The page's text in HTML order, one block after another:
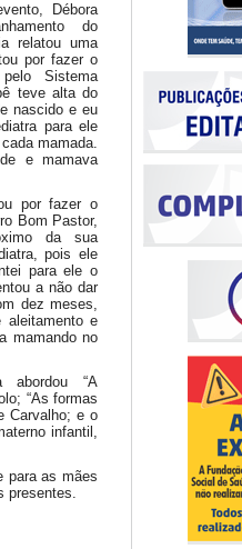
Débora
do
relatou uma
por fazer o
Sistema
teve alta do
nascido e eu
para ele
mamada.
e mamava
por fazer o
Bom Pastor,
da sua
pois ele
para ele o
a não dar
dez meses,
e
mamando no
abordou “A
“As formas
Carvalho; e o
infantil,
para as mães
presentes.